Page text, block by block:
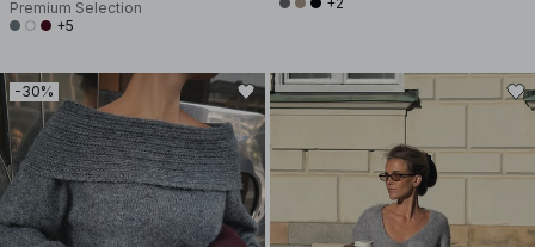
Premium Selection
+5
-30%